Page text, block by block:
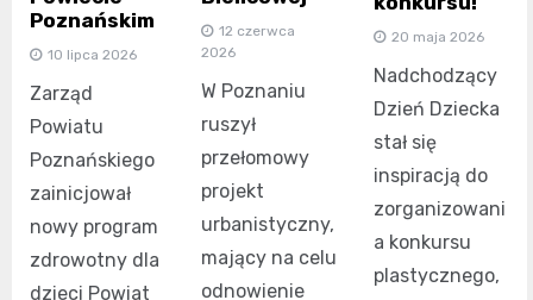
Poznańskim
10 lipca 2026
Zarząd
Powiatu
Poznańskiego
zainicjował
nowy program
zdrowotny dla
dzieci Powiat
12 czerwca
2026
W Poznaniu
ruszył
przełomowy
projekt
urbanistyczny,
mający na celu
odnowienie
20 maja 2026
Nadchodzący
Dzień Dziecka
stał się
inspiracją do
zorganizowani
a konkursu
plastycznego,